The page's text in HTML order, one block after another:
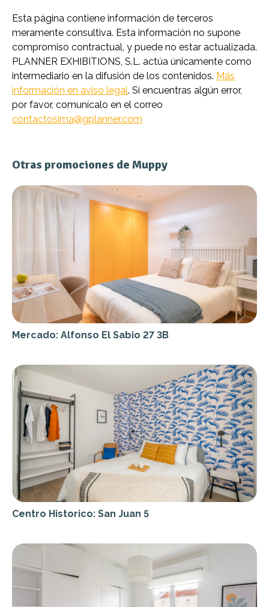
Esta página contiene información de terceros
meramente consultiva. Esta información no supone
compromiso contractual, y puede no estar actualizada.
PLANNER EXHIBITIONS, S.L. actúa únicamente como
intermediario en la difusión de los contenidos. Más
información en aviso legal. Si encuentras algún error,
por favor, comunícalo en el correo
contactosima@gplanner.com
Otras promociones de Muppy
Mercado: Alfonso El Sabio 27 3B
Centro Historico: San Juan 5